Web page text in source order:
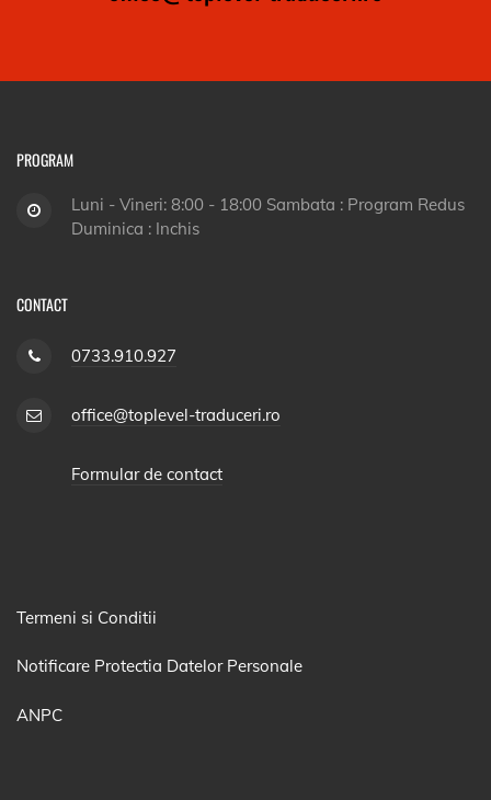
PROGRAM
Luni - Vineri: 8:00 - 18:00 Sambata : Program Redus
Duminica : Inchis
CONTACT
0733.910.927
office@toplevel-traduceri.ro
Formular de contact
Termeni si Conditii
Notificare Protectia Datelor Personale
ANPC